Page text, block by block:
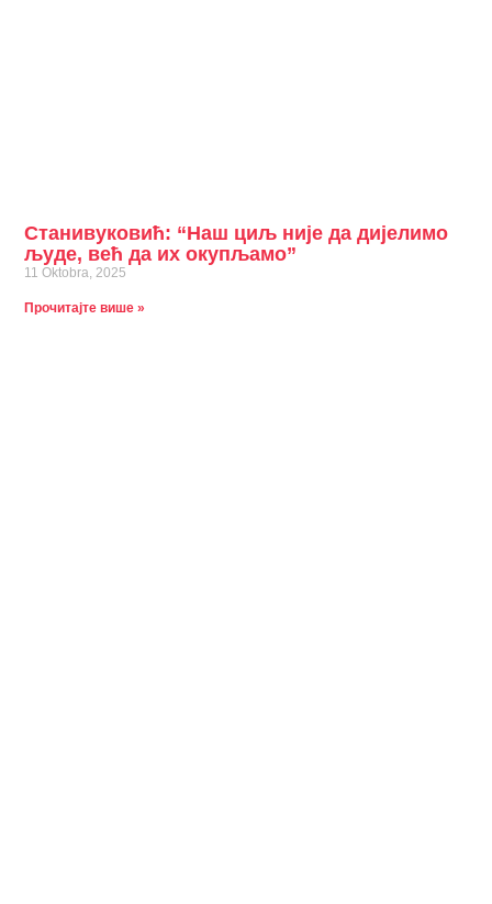
Станивуковић: “Наш циљ није да дијелимо
људе, већ да их окупљамо”
11 Oktobra, 2025
Прочитајте више »